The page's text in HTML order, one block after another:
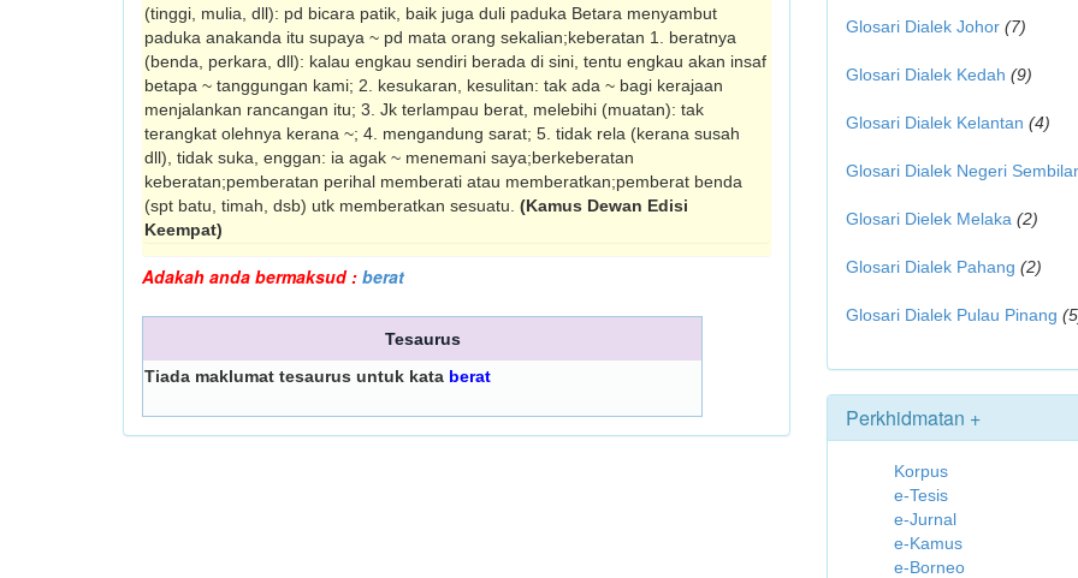
(tinggi, mulia, dll): pd bicara patik, baik juga duli paduka Betara menyambut
paduka anakanda itu supaya ~ pd mata orang sekalian;keberatan 1. beratnya
(benda, perkara, dll): kalau engkau sendiri berada di sini, tentu engkau akan insaf
betapa ~ tanggungan kami; 2. kesukaran, kesulitan: tak ada ~ bagi kerajaan
menjalankan rancangan itu; 3. Jk terlampau berat, melebihi (muatan): tak
terangkat olehnya kerana ~; 4. mengandung sarat; 5. tidak rela (kerana susah
dll), tidak suka, enggan: ia agak ~ menemani saya;berkeberatan
keberatan;pemberatan perihal memberati atau memberatkan;pemberat benda
(spt batu, timah, dsb) utk memberatkan sesuatu. (Kamus Dewan Edisi
Keempat)
Adakah anda bermaksud : berat
Tesaurus
Tiada maklumat tesaurus untuk kata berat
Glosari Dialek Johor (7)
Glosari Dialek Kedah (9)
Glosari Dialek Kelantan (4)
Glosari Dialek Negeri
Glosari Dielek Melaka (2)
Glosari Dialek Pahang (2)
Glosari Dialek Pulau Pinang
Perkhidmatan +
Korpus
e-Tesis
e-Jurnal
e-Kamus
e-Borneo